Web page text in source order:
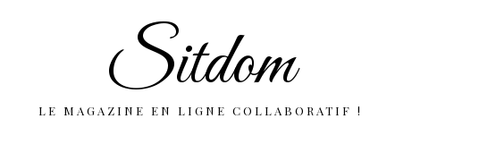
Sitdom
LE MAGAZINE EN LIGNE COLLABORATIF !